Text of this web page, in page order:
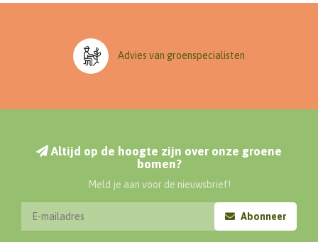
Advies van groenspecialisten
Altijd op de hoogte zijn over onze groene
bomen?
Meld je aan voor de nieuwsbrief!
Abonneer